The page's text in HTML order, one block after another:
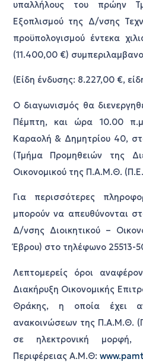
υπαλλήλους του πρώην
Εξοπλισμού της Δ/νσης
προϋπολογισμού έντεκα
(11.400,00 €)
(Είδη ένδυσης: 8.227,00 €,
Ο διαγωνισμός θα
Πέμπτη, και ώρα 10.00
Καραολή & Δημητρίου 40,
(Τμήμα Προμηθειών της
Οικονομικού της Π.Α.Μ.Θ.
Για περισσότερες
μπορούν να απευθύνονται
Δ/νσης Διοικητικού –
Έβρου) στο τηλέφωνο 25513-
Λεπτομερείς όροι
Διακήρυξη Οικονομικής
Θράκης, η οποία έχει
ανακοινώσεων της Π.Α.Μ.Θ.
σε ηλεκτρονική μορφή,
Περιφέρειας Α.Μ.Θ: